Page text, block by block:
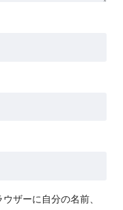
ザーに自分の名前、